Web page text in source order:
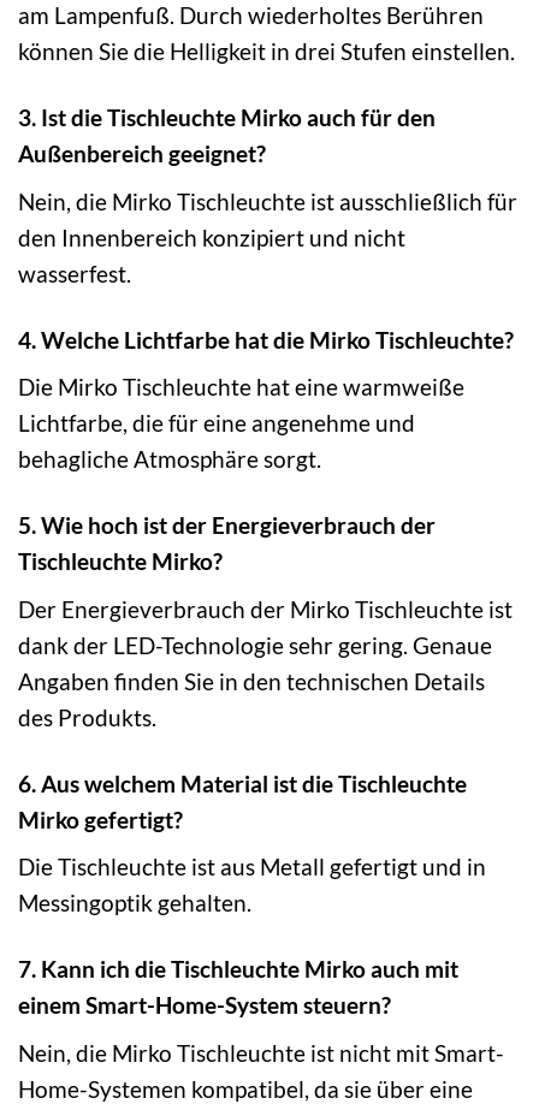
am Lampenfuß. Durch wiederholtes Berühren
können Sie die Helligkeit in drei Stufen einstellen.
3. Ist die Tischleuchte Mirko auch für den
Außenbereich geeignet?
Nein, die Mirko Tischleuchte ist ausschließlich für
den Innenbereich konzipiert und nicht
wasserfest.
4. Welche Lichtfarbe hat die Mirko Tischleuchte?
Die Mirko Tischleuchte hat eine warmweiße
Lichtfarbe, die für eine angenehme und
behagliche Atmosphäre sorgt.
5. Wie hoch ist der Energieverbrauch der
Tischleuchte Mirko?
Der Energieverbrauch der Mirko Tischleuchte ist
dank der LED-Technologie sehr gering. Genaue
Angaben finden Sie in den technischen Details
des Produkts.
6. Aus welchem Material ist die Tischleuchte
Mirko gefertigt?
Die Tischleuchte ist aus Metall gefertigt und in
Messingoptik gehalten.
7. Kann ich die Tischleuchte Mirko auch mit
einem Smart-Home-System steuern?
Nein, die Mirko Tischleuchte ist nicht mit Smart-
Home-Systemen kompatibel, da sie über eine